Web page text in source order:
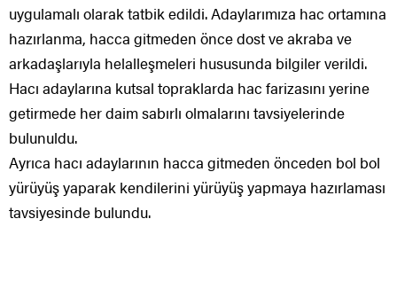
uygulamalı olarak tatbik edildi. Adaylarımıza hac ortamına
hazırlanma, hacca gitmeden önce dost ve akraba ve
arkadaşlarıyla helalleşmeleri hususunda bilgiler verildi.
Hacı adaylarına kutsal topraklarda hac farizasını yerine
getirmede her daim sabırlı olmalarını tavsiyelerinde
bulunuldu.
Ayrıca hacı adaylarının hacca gitmeden önceden bol bol
yürüyüş yaparak kendilerini yürüyüş yapmaya hazırlaması
tavsiyesinde bulundu.